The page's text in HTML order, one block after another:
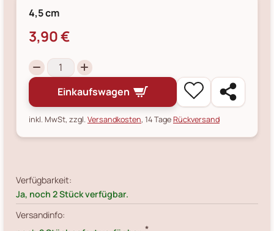
4,5 cm
3,90 €
Einkaufswagen
inkl. MwSt, zzgl.Versandkosten, 14 TageRückversand
Verfügbarkeit:
Ja, noch 2 Stück verfügbar.
Versandinfo: